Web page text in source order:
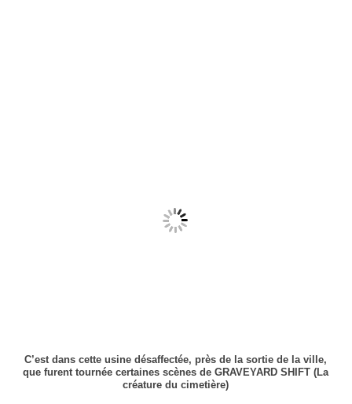
C’est dans cette usine désaffectée, près de la sortie de la ville,
que furent tournée certaines scènes de GRAVEYARD SHIFT (La
créature du cimetière)